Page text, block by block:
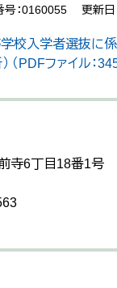
号：0160055 更新日
学校入学者選抜
（PDFファイル：
寺6丁目18番1号